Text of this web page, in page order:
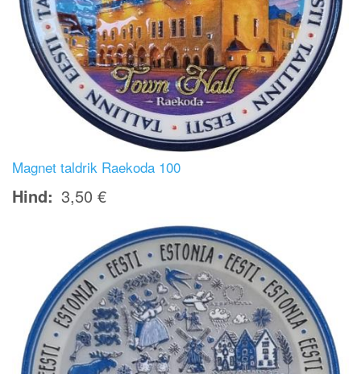
Magnet taldrik Raekoda 100
Hind 3,50 €